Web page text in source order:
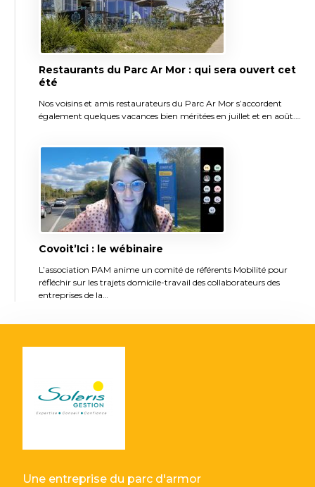
Restaurants du Parc Ar Mor : qui sera ouvert cet
été
Nos voisins et amis restaurateurs du Parc Ar Mor s’accordent
également quelques vacances bien méritées en juillet et en août.…
Covoit’Ici : le wébinaire
L’association PAM anime un comité de référents Mobilité pour
réfléchir sur les trajets domicile-travail des collaborateurs des
entreprises de la…
Une entreprise du parc d'armor